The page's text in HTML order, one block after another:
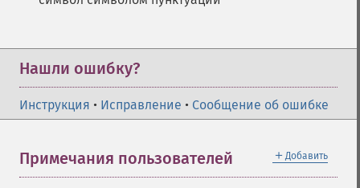
Нашли ошибку?
Инструкция • Исправление • Сообщение об ошибке
＋ Добавить
Примечания пользователей